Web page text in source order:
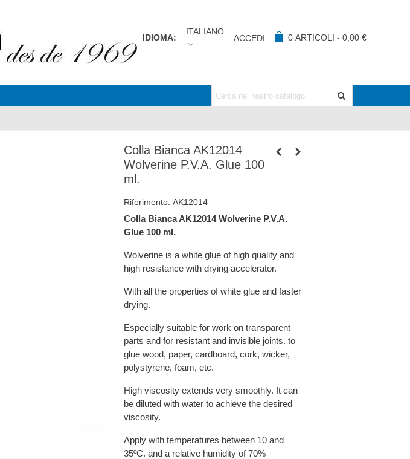
IDIOMA:
ITALIANO
ACCEDI 0 ARTICOLI - 0,00 €
Colla Bianca AK12014
Wolverine P.V.A. Glue 100
ml.
Riferimento: AK12014
Colla Bianca AK12014 Wolverine P.V.A.
Glue 100 ml.
Wolverine is a white glue of high quality and
high resistance with drying accelerator.
With all the properties of white glue and faster
drying.
Especially suitable for work on transparent
parts and for resistant and invisible joints. to
glue wood, paper, cardboard, cork, wicker,
polystyrene, foam, etc.
High viscosity extends very smoothly. It can
be diluted with water to achieve the desired
viscosity.
Apply with temperatures between 10 and
35ºC. and a relative humidity of 70%